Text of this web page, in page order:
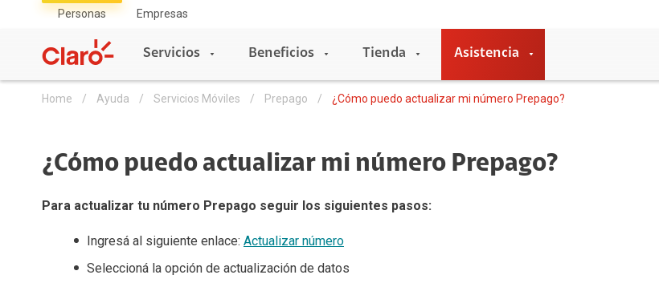
Personas Empresas
Servicios
Servicios Móviles
Pospago
Roaming
Portabilidad
Claro música
Beneficios
eSIM
Acumula Gigas
Tienda
Servicios Móviles
Celulares
Servicios Hogar
Asistencia
Servicios Hogar
Home Ayuda Servicios Móviles Prepago ¿Cómo puedo actualizar mi número Prepago?
¿Cómo puedo actualizar mi número Prepago?
Para actualizar tu número Prepago seguir los siguientes pasos:
Ingresá al siguiente enlace: Actualizar número
Seleccioná la opción de actualización de datos